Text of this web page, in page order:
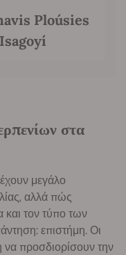
Ploúsies
στα
μεγάλο
αλλά πώς
τον τύπο των
επιστήμη. Οι
να προσδιορίσουν την